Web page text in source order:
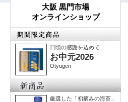
大阪 黒門市場
オンラインショップ
日頃の感謝を込めて
お中元2026
Otyugen
厳選した「初摘みの海苔」